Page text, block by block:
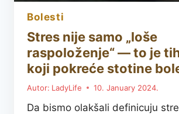
bolesti
Stres nije samo „loše
raspoloženje“ — to je
koji pokreće stotine
Autor: LadyLife 10. January 2024.
Da bismo olakšali definicuju